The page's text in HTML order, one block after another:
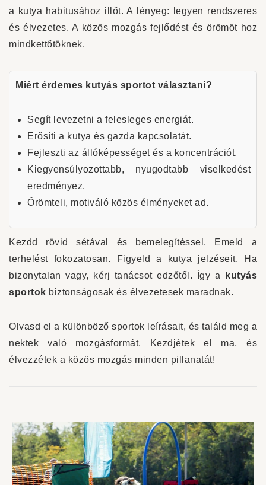
a kutya habitusához illőt. A lényeg: legyen rendszeres
és élvezetes. A közös mozgás fejlődést és örömöt hoz
mindkettőtöknek.
Miért érdemes kutyás sportot választani?
Segít levezetni a felesleges energiát.
Erősíti a kutya és gazda kapcsolatát.
Fejleszti az állóképességet és a koncentrációt.
Kiegyensúlyozottabb, nyugodtabb viselkedést
eredményez.
Örömteli, motiváló közös élményeket ad.
Kezdd rövid sétával és bemelegítéssel. Emeld a
terhelést fokozatosan. Figyeld a kutya jelzéseit. Ha
bizonytalan vagy, kérj tanácsot edzőtől. Így a
kutyás
sportok biztonságosak és élvezetesek maradnak.
Olvasd el a különböző sportok leírásait, és találd meg a
nektek való mozgásformát. Kezdjétek el ma, és
élvezzétek a közös mozgás minden pillanatát!